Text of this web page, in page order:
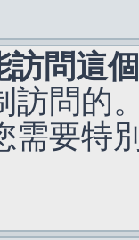
訪問這
訪問的
需要特